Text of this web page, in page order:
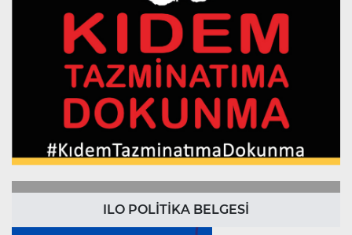
ILO POLİTİKA BELGESİ